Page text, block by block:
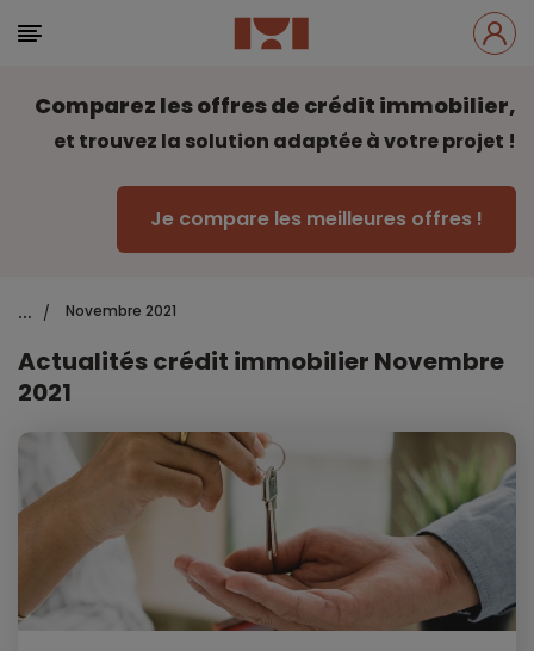
Comparez les offres de crédit immobilier,
et trouvez la solution adaptée à votre projet !
Je compare les meilleures offres !
... / Novembre 2021
Actualités crédit immobilier Novembre
2021